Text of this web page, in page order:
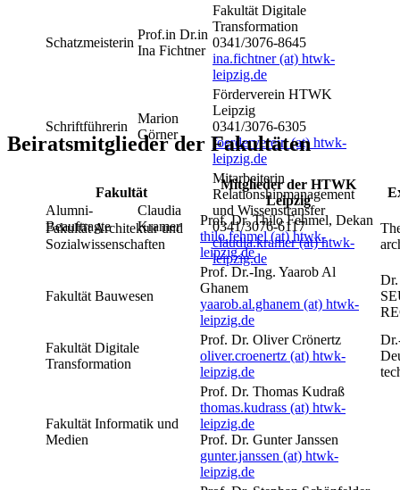
Schatzmeisterin
Prof.in Dr.in
Ina Fichtner
Fakultät Digitale
Transformation
0341/3076-8645
ina.fichtner (at) htwk-
leipzig.de
Schriftführerin
Marion
Görner
Förderverein HTWK
Leipzig
0341/3076-6305
foerderverein (at) htwk-
leipzig.de
Alumni-
Beauftragte
Claudia
Kramer
Mitarbeiterin
Relationshipmanagement
und Wissenstransfer
0341/3076-6117
claudia.kramer (at) htwk-
leipzig.de
Beiratsmitglieder der Fakultäten
Fakultät
Mitglieder der HTWK
Leipzig
Fakultät Architektur und
Sozialwissenschaften
Prof. Dr. Thilo Fehmel, Dekan
thilo.fehmel (at) htwk-
leipzig.de
Fakultät Bauwesen
Prof. Dr.-Ing. Yaarob Al
Ghanem
yaarob.al.ghanem (at) htwk-
leipzig.de
Dr.
Fakultät Digitale
Transformation
Prof. Dr. Oliver Crönertz
oliver.croenertz (at) htwk-
leipzig.de
Fakultät Informatik und
Medien
Prof. Dr. Thomas Kudraß
thomas.kudrass (at) htwk-
leipzig.de
Prof. Dr. Gunter Janssen
gunter.janssen (at) htwk-
leipzig.de